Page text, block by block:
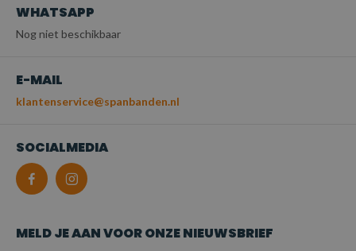
WHATSAPP
Nog niet beschikbaar
E-MAIL
klantenservice@spanbanden.nl
SOCIALMEDIA
MELD JE AAN VOOR ONZE NIEUWSBRIEF